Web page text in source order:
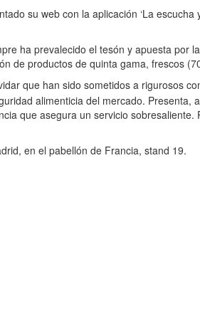
su web con la aplicación ‘La
ha prevalecido el tesón y apuesta por
de productos de quinta gama, frescos
que han sido sometidos a rigurosos
alimenticia del mercado.
que asegura un servicio
en el pabellón de Francia, stand 19.